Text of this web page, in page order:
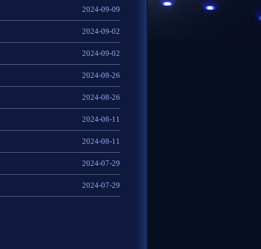
2024-09-09
2024-09-02
2024-09-02
2024-08-26
2024-08-26
2024-08-11
2024-08-11
2024-07-29
2024-07-29